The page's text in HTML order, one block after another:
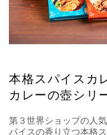
本格スパイスカ
カレーの壺シリ
第３世界ショップの人
パイスの香り立つ本格